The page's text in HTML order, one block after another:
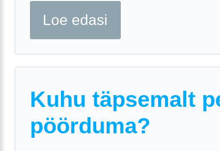
Loe edasi
Kuhu täpsemalt
pöörduma?